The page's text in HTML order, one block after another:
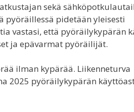
sekä
pyöräillessä pidetään yleisesti
vastasi, että pyöräilykypärän
ja epävarmat pyöräilijät.
ilman kypärää. Liikenneturva
2025 pyöräilykypärän